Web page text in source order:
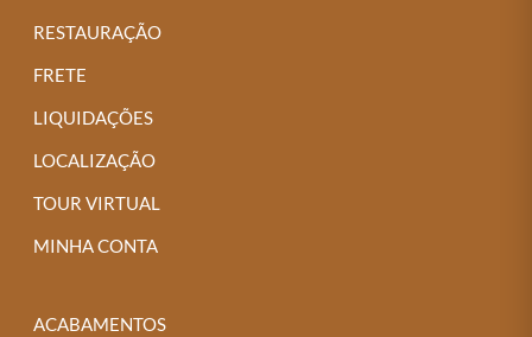
RESTAURAÇÃO
FRETE
LIQUIDAÇÕES
LOCALIZAÇÃO
TOUR VIRTUAL
MINHA CONTA
ACABAMENTOS